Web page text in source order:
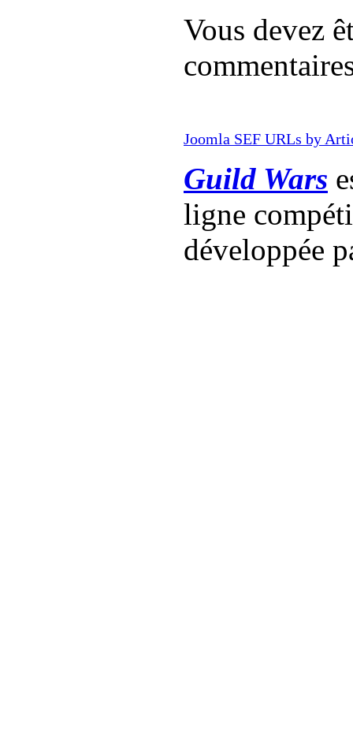
Vous devez
Joomla SEF URLs by
Guild Wars
ligne
développée